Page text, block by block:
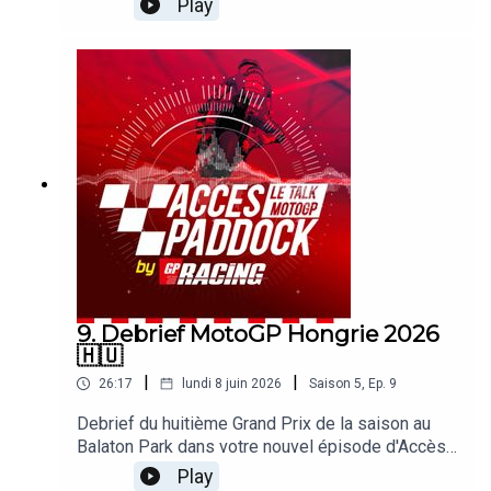
Turco et Alexis Delisse. Avec une large page
consacrée à la victoire de Marc Marquez ! On
revient également sur le craquage de Marco
Bezzecchi, la montée en puissance d'AI Ogura ou
le quatrième podium consécutif de Pecco
Bagnaia. Sans oublier les sujets brulants qui
agitent le paddock !
Play
9. Debrief MotoGP Hongrie 2026
🇭🇺
26:17 lundi 8 juin 2026 Saison 5, Ep. 9
Debrief du huitième Grand Prix de la saison au
Balaton Park dans votre nouvel épisode d'Accès
Paddock grâce nos reporters sur les Grands Prix
Play